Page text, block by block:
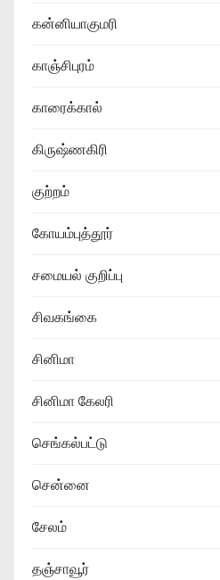
கன்னியாகுமரி
காஞ்சிபுரம்
காரைக்கால்
கிருஷ்ணகிரி
குற்றம்
கோயம்புத்தூர்
சமையல் குறிப்பு
சிவகங்கை
சினிமா
சினிமா கேலரி
செங்கல்பட்டு
சென்னை
சேலம்
தஞ்சாவூர்